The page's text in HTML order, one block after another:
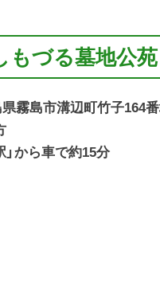
づる墓地公苑
霧島市溝辺町竹子164
」から車で約15分